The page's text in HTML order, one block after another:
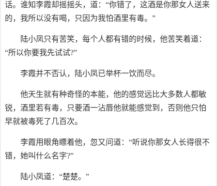
话。谁知李霞却摇摇头，道：“你错了，这酒是你那女人送来
的，我所以没有喝，只因为我怕酒里有毒。”
陆小凤只有苦笑，每个人都有错的时候，他苦笑着道：
“所以你要我先试试?”
李霞并不否认，陆小凤已举杯一饮而尽。
他天生就有种奇怪的本能，他的感觉远比大多数人都敏
锐，酒里若有毒，只要酒一沾唇他就能感觉到，否则他只怕
早就被毒死了几百次。
李霞用眼角瞟着他，忽又问道：“听说你那女人长得很不
错，她叫什么名字?”
陆小凤道：“楚楚。”